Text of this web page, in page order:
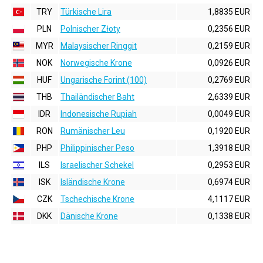
TRY
Türkische Lira
1,8835 EUR
PLN
Polnischer Złoty
0,2356 EUR
MYR
Malaysischer Ringgit
0,2159 EUR
NOK
Norwegische Krone
0,0926 EUR
HUF
Ungarische Forint (100)
0,2769 EUR
THB
Thailändischer Baht
2,6339 EUR
IDR
Indonesische Rupiah
0,0049 EUR
RON
Rumänischer Leu
0,1920 EUR
PHP
Philippinischer Peso
1,3918 EUR
ILS
Israelischer Schekel
0,2953 EUR
ISK
Isländische Krone
0,6974 EUR
CZK
Tschechische Krone
4,1117 EUR
DKK
Dänische Krone 0,1338 EUR